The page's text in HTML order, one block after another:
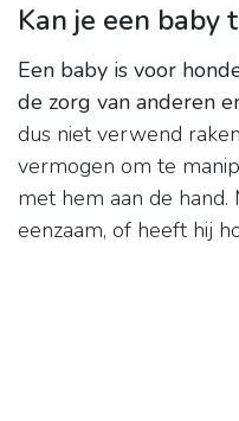
Kan je een baby
Een baby is voor
de zorg van anderen
dus niet verwend
vermogen om te
met hem aan de hand.
eenzaam, of heeft hij